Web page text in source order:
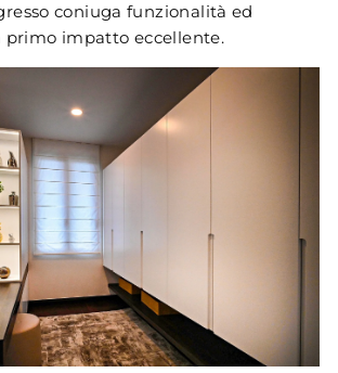
coniuga funzionalità ed
primo impatto eccellente.